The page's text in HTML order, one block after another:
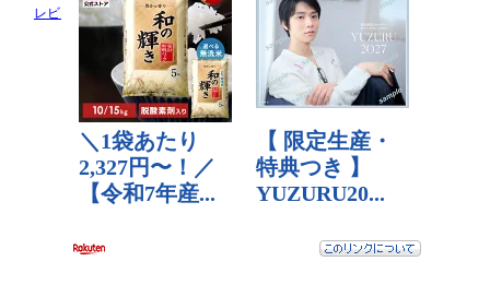
レビュー数：0 レビュー数：0